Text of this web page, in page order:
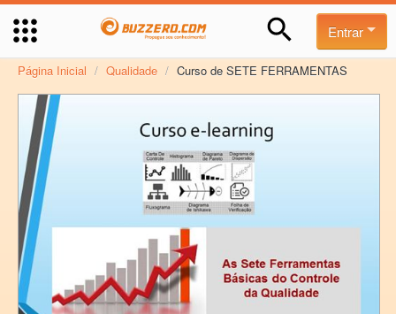
Entrar
Página Inicial / Qualidade / Curso de SETE FERRAMENTAS